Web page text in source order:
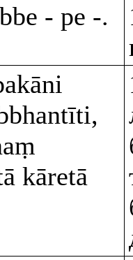
- pe -.
kāretā